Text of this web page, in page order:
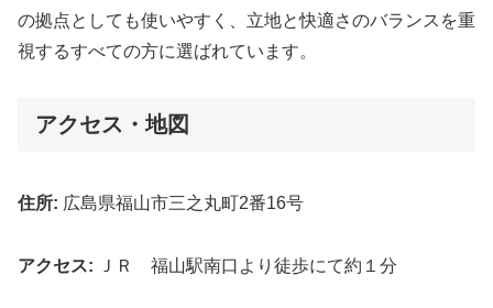
の拠点としても使いやすく、立地と快適さのバランスを重
視するすべての方に選ばれています。
アクセス・地図
住所: 広島県福山市三之丸町2番16号
アクセス: ＪＲ 福山駅南口より徒歩にて約１分